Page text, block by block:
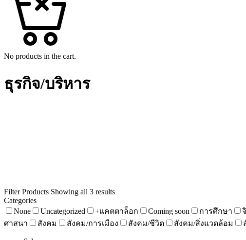
No products in the cart.
ธุรกิจ/บริหาร
Filter Products Showing all 3 results
Categories
None
Uncategorized +แคตตาล็อก Coming soon การศึกษา
ศาสนา
สังคม สังคม/การเมือง สังคม/ชีวิต สังคม/สิ่งแวดล้อม